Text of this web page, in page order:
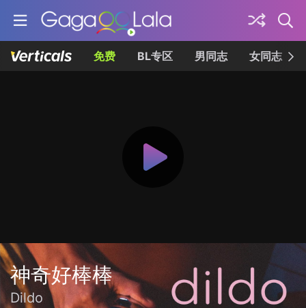
免费 BL专区 男同志 女同志
神奇好棒棒
Dildo